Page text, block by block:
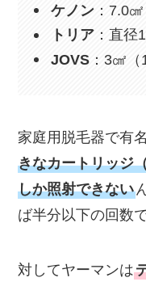
ケノン：7.0㎠
トリア：直径
JOVS：3㎠（
家庭用脱毛器で有
きなカートリッジ
しか照射できない
ば半分以下の回数で
対してヤーマンは